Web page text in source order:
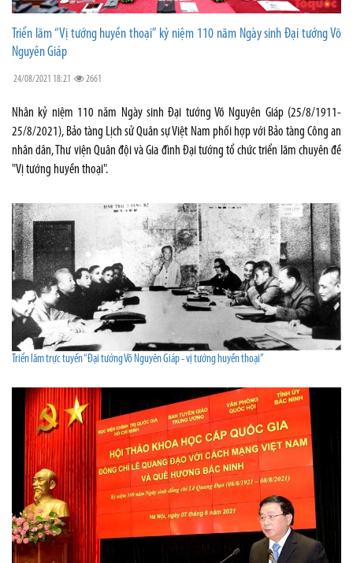
Triển lãm “Vị tướng huyền thoại” kỷ niệm 110 năm Ngày sinh Đại tướng Võ
Nguyên Giáp
24/08/2021 18:21 2661
Nhân kỷ niệm 110 năm Ngày sinh Đại tướng Võ Nguyên Giáp (25/8/1911-
25/8/2021), Bảo tàng Lịch sử Quân sự Việt Nam phối hợp với Bảo tàng Công an
nhân dân, Thư viện Quân đội và Gia đình Đại tướng tổ chức triển lãm chuyên đề
"Vị tướng huyền thoại".
Triển lãm trực tuyến “Đại tướng Võ Nguyên Giáp - vị tướng huyền thoại”